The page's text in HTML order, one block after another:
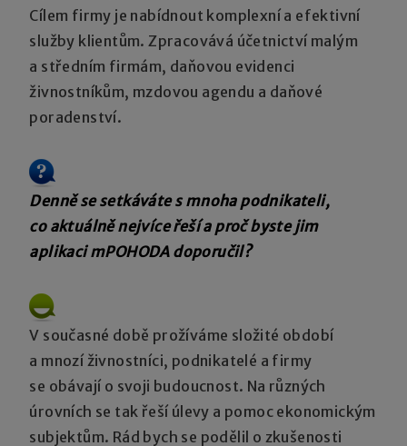
Cílem firmy je nabídnout komplexní a efektivní
služby klientům. Zpracovává účetnictví malým
a středním firmám, daňovou evidenci
živnostníkům, mzdovou agendu a daňové
poradenství.
Denně se setkáváte s mnoha podnikateli,
co aktuálně nejvíce řeší a proč byste jim
aplikaci mPOHODA doporučil?
V současné době prožíváme složité období
a mnozí živnostníci, podnikatelé a firmy
se obávají o svoji budoucnost. Na různých
úrovních se tak řeší úlevy a pomoc ekonomickým
subjektům. Rád bych se podělil o zkušenosti